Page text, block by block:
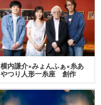
横内謙介×みょんふぁ×糸あ
やつり人形一糸座 創作
人…